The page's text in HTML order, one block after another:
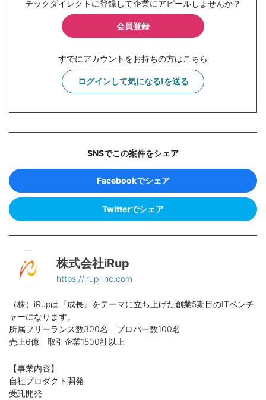
テックダイレクトに登録して企業にアピールしませんか？
会員登録
すでにアカウントをお持ちの方はこちら
ログインして気になる!を送る
SNSでこの案件をシェア
Facebookでシェア
Twitterでシェア
株式会社iRup
https://irup-inc.com
（株）iRupは『成長』をテーマに立ち上げた創業5期目のITベンチ
ャーになります。
所属フリーランス数300名 プロパー数100名
売上6億 取引企業1500社以上
【事業内容】
自社プロダクト開発
受託開発